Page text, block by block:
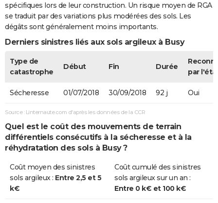
spécifiques lors de leur construction. Un risque moyen de RGA
se traduit par des variations plus modérées des sols. Les
dégâts sont généralement moins importants.
Derniers sinistres liés aux sols argileux à Busy
Type de
catastrophe
Début Fin Durée
par
Sécheresse 01/07/2018 30/09/2018 92 j Oui
Source : Linternaute.com d'après les données de la CCR
Quel est le coût des mouvements de terrain
différentiels consécutifs à la sécheresse et à la
réhydratation des sols à Busy ?
Coût moyen des sinistres
sols argileux : Entre 2,5 et 5
k€
Coût cumulé des sinistres
sols argileux sur un an :
Entre 0 k€ et 100 k€